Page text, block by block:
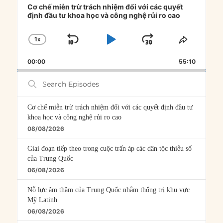
Player
Cơ chế miễn trừ trách nhiệm đối với các quyết
định đầu tư khoa học và công nghệ rủi ro cao
CHANGE
RATE
1X
SKIP
PLAYJUMP
FORWARD
SHARE
00:00 55:10
Search
Episodes
Cơ chế miễn trừ trách nhiệm đối với các quyết định đầu tư
khoa học và công nghệ rủi ro cao
08/08/2026
Giai đoạn tiếp theo trong cuộc trấn áp các dân tộc thiểu số
của Trung Quốc
06/08/2026
Nỗ lực âm thầm của Trung Quốc nhằm thống trị khu vực
Mỹ Latinh
06/08/2026